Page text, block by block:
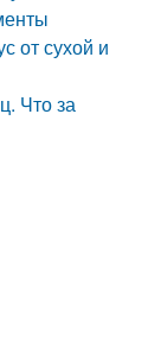
от сухой и
Что за